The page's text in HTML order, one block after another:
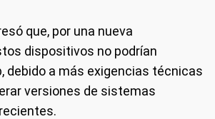
que, por una nueva
dispositivos no podrían
debido a más exigencias técnicas
versiones de sistemas